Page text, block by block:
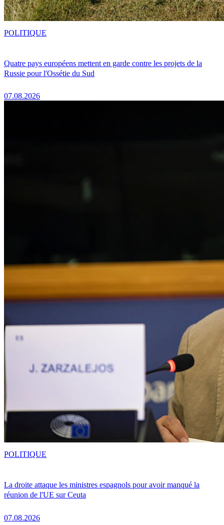
Quatre pays européens mettent en garde contre les projets de la
Russie pour l'Ossétie du Sud
07.08.2026
POLITIQUE
La droite attaque les ministres espagnols pour avoir manqué la
réunion de l'UE sur Ceuta
07.08.2026
POLITIQUE